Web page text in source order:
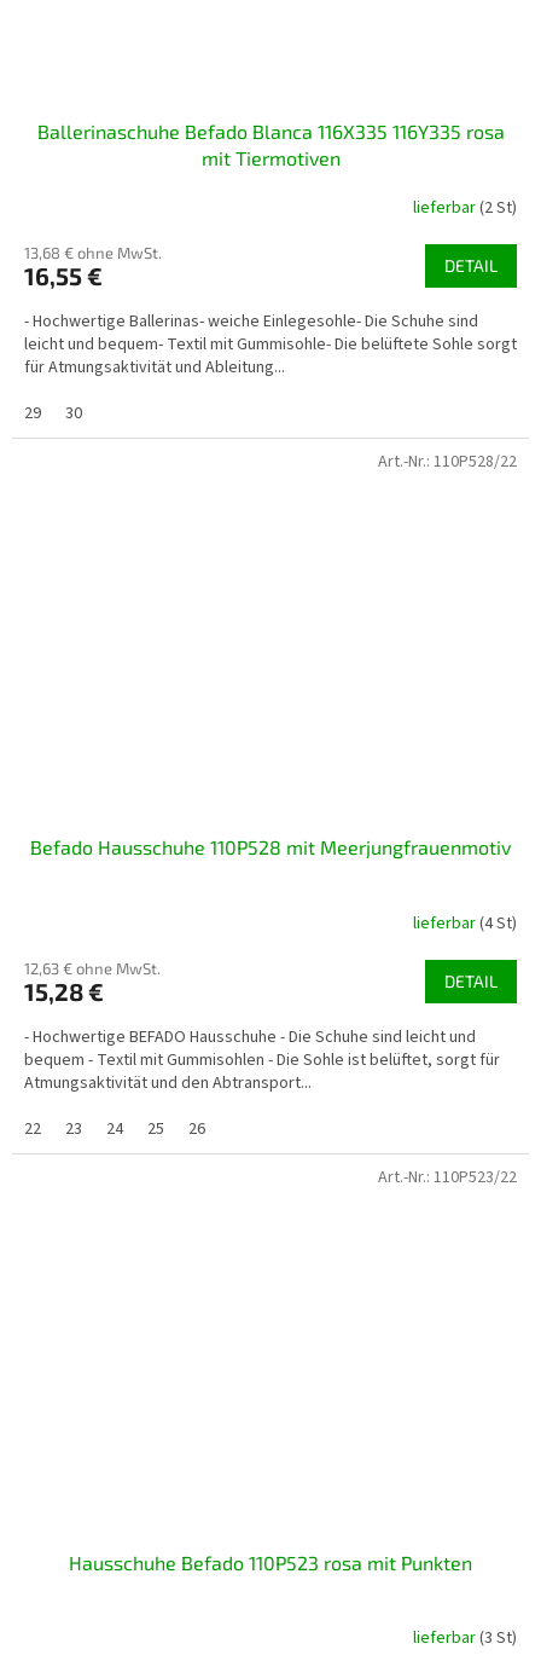
Ballerinaschuhe Befado Blanca 116X335 116Y335 rosa
mit Tiermotiven
lieferbar(2 St)
13,68 € ohne MwSt.
16,55 € DETAIL
- Hochwertige Ballerinas- weiche Einlegesohle- Die Schuhe sind
leicht und bequem- Textil mit Gummisohle- Die belüftete Sohle sorgt
für Atmungsaktivität und Ableitung...
29
30
Befado Hausschuhe 110P528 mit Meerjungfrauenmotiv
lieferbar(4 St)
12,63 € ohne MwSt.
15,28 € DETAIL
- Hochwertige BEFADO Hausschuhe - Die Schuhe sind leicht und
bequem - Textil mit Gummisohlen - Die Sohle ist belüftet, sorgt für
Atmungsaktivität und den Abtransport...
22
23 24 25 26
Art.-Nr.: 110P528/22
Hausschuhe Befado 110P523 rosa mit Punkten
lieferbar(3 St)
Art.-Nr.: 110P523/22